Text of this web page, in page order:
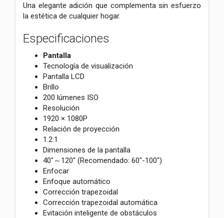
Una elegante adición que complementa sin esfuerzo
la estética de cualquier hogar.
Especificaciones
Pantalla
Tecnología de visualización
Pantalla LCD
Brillo
200 lúmenes ISO
Resolución
1920 × 1080P
Relación de proyección
1.2:1
Dimensiones de la pantalla
40"～120" (Recomendado: 60"-100")
Enfocar
Enfoque automático
Corrección trapezoidal
Corrección trapezoidal automática
Evitación inteligente de obstáculos